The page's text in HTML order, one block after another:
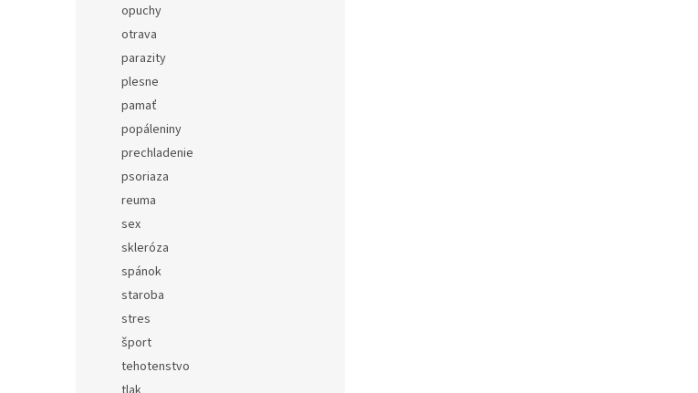
opuchy
otrava
parazity
plesne
pamať
popáleniny
prechladenie
psoriaza
reuma
sex
skleróza
spánok
staroba
stres
šport
tehotenstvo